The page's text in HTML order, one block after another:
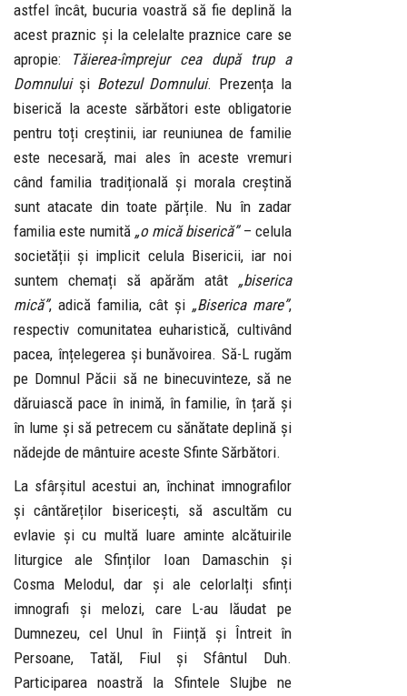
astfel încât, bucuria voastră să fie deplină la
acest praznic și la celelalte praznice care se
apropie:
Tăierea-împrejur cea după trup a
Domnului și Botezul Domnului. Prezența la
biserică la aceste sărbători este obligatorie
pentru toți creștinii, iar reuniunea de familie
este necesară, mai ales în aceste vremuri
când familia tradițională și morala creștină
sunt atacate din toate părțile. Nu în zadar
familia este numită „o mică biserică”– celula
societății și implicit celula Bisericii, iar noi
suntem chemați să apărăm atât „biserica
mică”, adică familia, cât și „Biserica mare”,
respectiv comunitatea euharistică, cultivând
pacea, înțelegerea și bunăvoirea. Să-L rugăm
pe Domnul Păcii să ne binecuvinteze, să ne
dăruiască pace în inimă, în familie, în țară și
în lume și să petrecem cu sănătate deplină și
nădejde de mântuire aceste Sfinte Sărbători.
La sfârșitul acestui an, închinat imnografilor
și cântăreților bisericești, să ascultăm cu
evlavie și cu multă luare aminte alcătuirile
liturgice ale Sfinților Ioan Damaschin și
Cosma Melodul, dar și ale celorlalți sfinți
imnografi și melozi, care L-au lăudat pe
Dumnezeu, cel Unul în Ființă și Întreit în
Persoane, Tatăl, Fiul și Sfântul Duh.
Participarea noastră la Sfintele Slujbe ne